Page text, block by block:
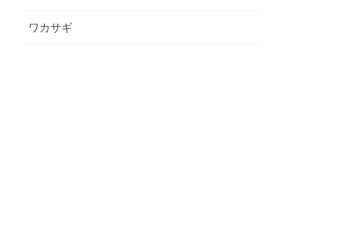
ワカサギ